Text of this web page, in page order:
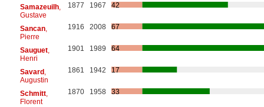
Samazeuilh,
Gustave
1877 1967 42
Sancan,
Pierre
1916 2008 67
Sauguet,
Henri
1901 1989 64
Savard,
Augustin
1861 1942 17
Schmitt,
Florent
1870 1958 33